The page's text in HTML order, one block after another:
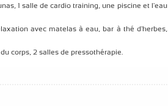
1 salle de cardio training, une piscine et l'eau
avec matelas à eau, bar à thé d'herbes,
corps, 2 salles de pressothérapie.